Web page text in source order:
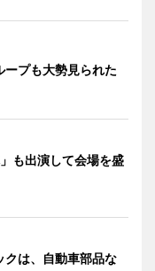
プも大勢見られた
も出演して会場を盛
クは、自動車部品な